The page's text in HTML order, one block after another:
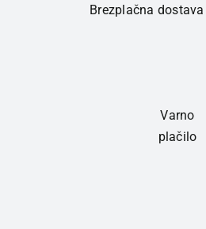
Brezplačna
Varno
plačilo